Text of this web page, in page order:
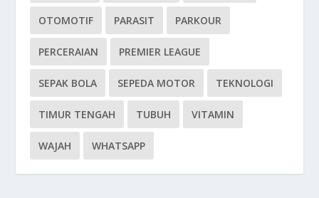
OTOMOTIF PARASIT PARKOUR
PERCERAIAN PREMIER LEAGUE
SEPAK BOLA SEPEDA MOTOR TEKNOLOGI
TIMUR TENGAH TUBUH VITAMIN
WAJAH WHATSAPP